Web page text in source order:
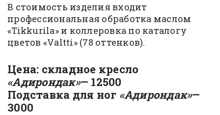
В стоимость изделия входит
профессиональная обработка маслом
«Tikkurila» и коллеровка по каталогу
цветов «Valtti» (78 оттенков).
Цена: складное кресло
«Адирондак»— 12500
Подставка для ног «Адирондак»—
3000